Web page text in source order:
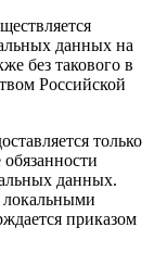
данных на
без такового в
Российской
только
данных.
локальными
приказом